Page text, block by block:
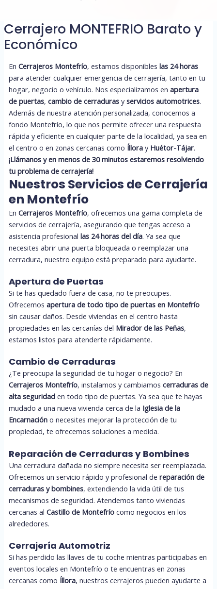
Cerrajero MONTEFRIO Barato y
Económico
En Cerrajeros Montefrío, estamos disponibles las 24 horas
para atender cualquier emergencia de cerrajería, tanto en tu
hogar, negocio o vehículo. Nos especializamos en apertura
de puertas, cambio de cerradurasyservicios automotrices.
Además de nuestra atención personalizada, conocemos a
fondo Montefrío, lo que nos permite ofrecer una respuesta
rápida y eficiente en cualquier parte de la localidad, ya sea en
el centro o en zonas cercanas como Ílloray Huétor-Tájar.
¡Llámanos y en menos de 30 minutos estaremos resolviendo
tu problema de cerrajería!
Nuestros Servicios de Cerrajería
en Montefrío
En Cerrajeros Montefrío, ofrecemos una gama completa de
servicios de cerrajería, asegurando que tengas acceso a
asistencia profesional las 24 horas del día. Ya sea que
necesites abrir una puerta bloqueada o reemplazar una
cerradura, nuestro equipo está preparado para ayudarte.
Apertura de Puertas
Si te has quedado fuera de casa, no te preocupes.
Ofrecemos apertura de todo tipo de puertas en Montefrío
sin causar daños. Desde viviendas en el centro hasta
propiedades en las cercanías del Mirador de las Peñas,
estamos listos para atenderte rápidamente.
Cambio de Cerraduras
¿Te preocupa la seguridad de tu hogar o negocio? En
Cerrajeros Montefrío, instalamos y cambiamos cerraduras de
alta seguridaden todo tipo de puertas. Ya sea que te hayas
mudado a una nueva vivienda cerca de la Iglesia de la
Encarnacióno necesites mejorar la protección de tu
propiedad, te ofrecemos soluciones a medida.
Reparación de Cerraduras y Bombines
Una cerradura dañada no siempre necesita ser reemplazada.
Ofrecemos un servicio rápido y profesional de reparación de
cerraduras y bombines, extendiendo la vida útil de tus
mecanismos de seguridad. Atendemos tanto viviendas
cercanas al Castillo de Montefríocomo negocios en los
alrededores.
Cerrajería Automotriz
Si has perdido las llaves de tu coche mientras participabas en
eventos locales en Montefrío o te encuentras en zonas
cercanas como Íllora, nuestros cerrajeros pueden ayudarte a